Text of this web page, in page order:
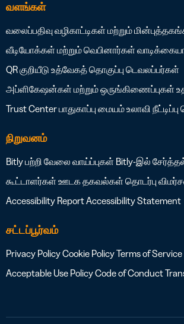
வளங்கள்
வலைப்பதிவுவழிகாட்டிகள் மற்றும்
வீடியோக்கள் மற்றும் வெபினார்கள்
QR குறியீடு உத்வேகத் தொகுப்பு டெவலப்பர்கள்
அப்ளிகேஷன்கள் மற்றும் ஒருங்கிணைப்புகள்
Trust Centerபாதுகாப்பு மையம்உலாவி நீட்டிப்பு
நிறுவனம்
Bitly பற்றி வேலை வாய்ப்புகள் Bitly-இல்
கூட்டாளர்கள் ஊடக தகவல்கள் தொடர்பு
Accessibility ReportAccessibility Statement
சட்டப்பூர்வம்
Privacy PolicyCookie PolicyTerms of Service
Acceptable Use PolicyCode of Conduct